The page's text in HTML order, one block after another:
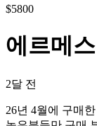
$5800
에르메
2달 전
26년 4월에 구매